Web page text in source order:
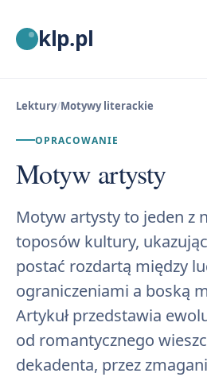
klp.pl
Lektury/Motywy literackie
OPRACOWANIE
Motyw artysty
Motyw artysty to jeden z
toposów kultury,
postać rozdartą między
ograniczeniami a boską
Artykuł przedstawia
od romantycznego
dekadenta, przez